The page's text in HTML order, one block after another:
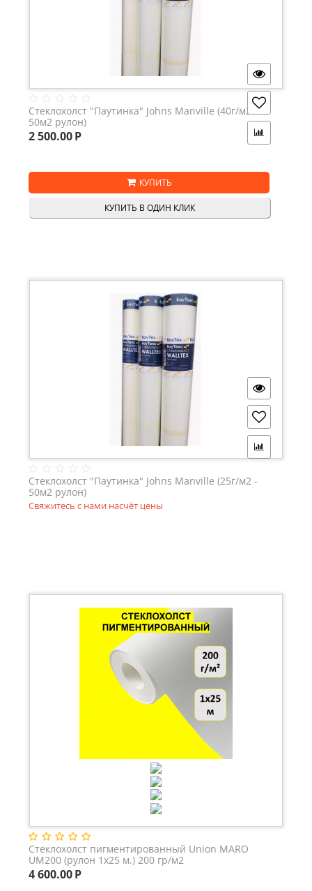
Стеклохолст "Паутинка" Johns Manville (40г/м2 -
50м2 рулон)
2 500.00Р
КУПИТЬ
КУПИТЬ В ОДИН КЛИК
Стеклохолст "Паутинка" Johns Manville (25г/м2 -
50м2 рулон)
Свяжитесь с нами насчёт цены
Стеклохолст пигментированный Union MARO
UM200 (рулон 1x25 м.) 200 гр/м2
4 600.00Р